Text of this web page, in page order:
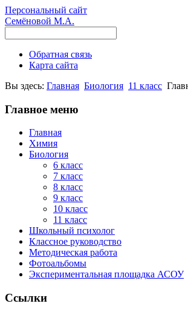
Персональный сайт
Семёновой М.А.
Обратная связь
Карта сайта
Вы здесь: Главная Биология 11 класс
Главное меню
Главная
Химия
Биология
6 класс
7 класс
8 класс
9 класс
10 класс
11 класс
Школьный психолог
Классное руководство
Методическая работа
Фотоальбомы
Экспериментальная площадка АСОУ
Ссылки